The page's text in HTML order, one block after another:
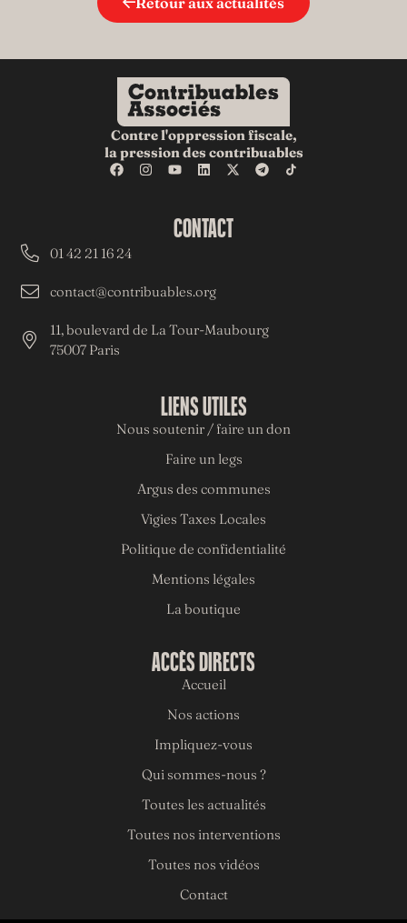
Contre l'oppression fiscale,
la pression des contribuables
ACCÈS DIRECTS
Accueil
Nos actions
Impliquez-vous
Qui sommes-nous ?
Toutes les actualités
Toutes nos interventions
Toutes nos vidéos
Contact
LIENS UTILES
Nous soutenir / faire un don
Faire un legs
Argus des communes
Vigies Taxes Locales
Politique de confidentialité
Mentions légales
La boutique
CONTACT
01 42 21 16 24
contact@contribuables.org
11, boulevard de La Tour-Maubourg
75007 Paris